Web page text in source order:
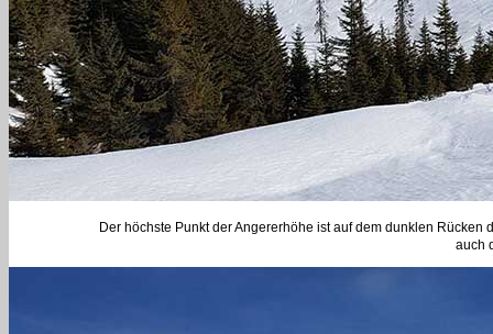
Der höchste Punkt der Angererhöhe ist auf dem dunklen
auch